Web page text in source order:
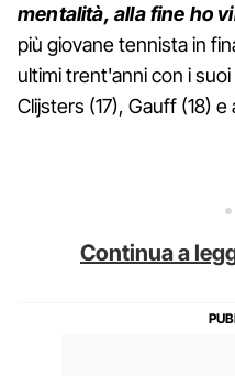
mentalità, alla fine ho
più giovane tennista in
ultimi trent'anni con i suoi
Clijsters (17), Gauff (18) e
Continua a